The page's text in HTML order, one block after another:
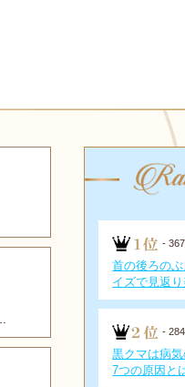
-
首の後ろの
イズで見返
-
黒クマは病
7つの原因と